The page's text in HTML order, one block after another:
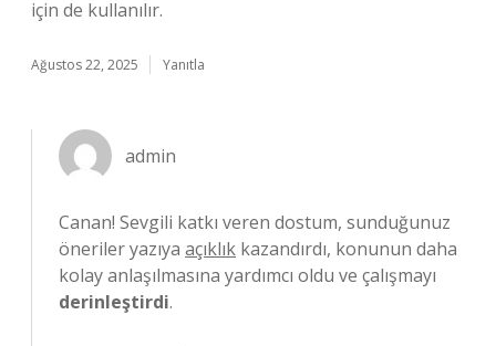
için de kullanılır.
Ağustos 22, 2025 Yanıtla
admin
Canan! Sevgili katkı veren dostum, sunduğunuz
öneriler yazıya açıklık kazandırdı, konunun daha
kolay anlaşılmasına yardımcı oldu ve çalışmayı
derinleştirdi.